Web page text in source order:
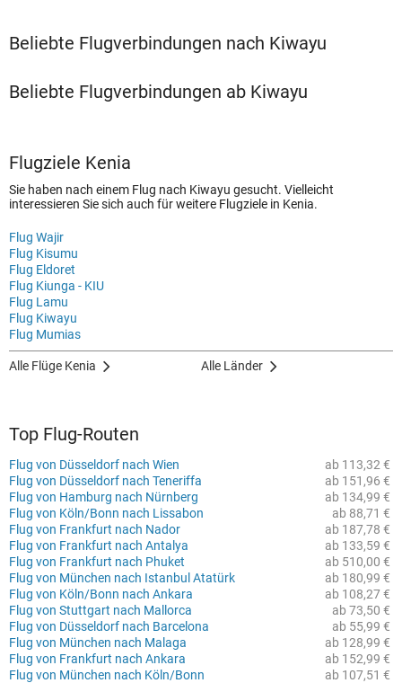
Beliebte Flugverbindungen nach Kiwayu
Beliebte Flugverbindungen ab Kiwayu
Flugziele Kenia
Sie haben nach einem Flug nach Kiwayu gesucht. Vielleicht
interessieren Sie sich auch für weitere Flugziele in Kenia.
Flug Wajir
Flug Kisumu
Flug Eldoret
Flug Kiunga - KIU
Flug Lamu
Flug Kiwayu
Flug Mumias
Alle Flüge Kenia Alle Länder
Top Flug-Routen
ab 113,32 €
Flug von Düsseldorf nach Wien
ab 151,96 €
Flug von Düsseldorf nach Teneriffa
ab 134,99 €
Flug von Hamburg nach Nürnberg
ab 88,71 €
Flug von Köln/Bonn nach Lissabon
ab 187,78 €
Flug von Frankfurt nach Nador
ab 133,59 €
Flug von Frankfurt nach Antalya
ab 510,00 €
Flug von Frankfurt nach Phuket
ab 180,99 €
Flug von München nach Istanbul Atatürk
ab 108,27 €
Flug von Köln/Bonn nach Ankara
ab 73,50 €
Flug von Stuttgart nach Mallorca
ab 55,99 €
Flug von Düsseldorf nach Barcelona
ab 128,99 €
Flug von München nach Malaga
ab 152,99 €
Flug von Frankfurt nach Ankara
ab 107,51 €
Flug von München nach Köln/Bonn